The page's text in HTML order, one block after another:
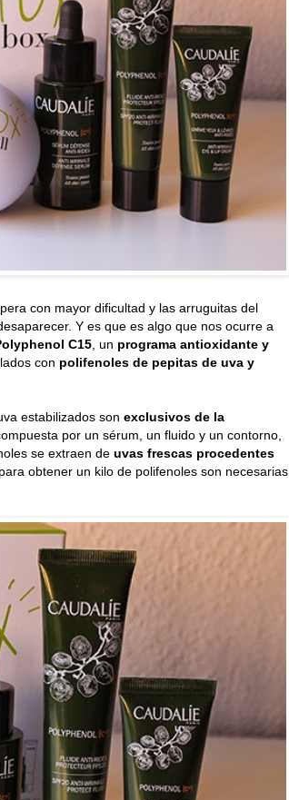
con mayor dificultad y las arruguitas del
Y es que es algo que nos ocurre a
C15 , un programa antioxidante y
con polifenoles de pepitas de uva y
estabilizados son exclusivos de la
por un sérum, un fluido y un contorno,
se extraen de uvas frescas procedentes
obtener un kilo de polifenoles son necesarias